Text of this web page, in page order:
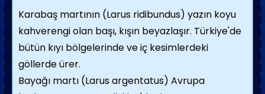
Karabaş martının (Larus ridibundus) yazın koyu
kahverengi olan başı, kışın beyazlaşır. Türkiye'de
bütün kıyı bölgelerinde ve iç kesimlerdeki
göllerde ürer.
Bayağı martı (Larus argentatus) Avrupa